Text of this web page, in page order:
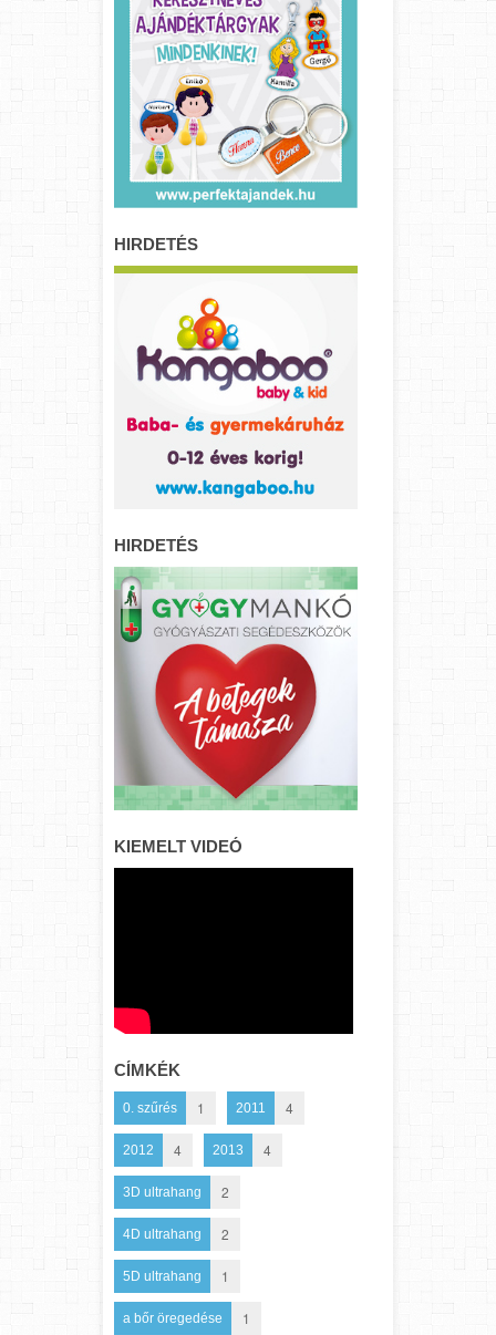
HIRDETÉS
HIRDETÉS
KIEMELT VIDEÓ
CÍMKÉK
0. szűrés 1 2011 4
2012 4 2013 4
3D ultrahang 2
4D ultrahang 2
5D ultrahang 1
a bőr öregedése 1